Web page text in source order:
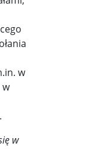
w
w
w